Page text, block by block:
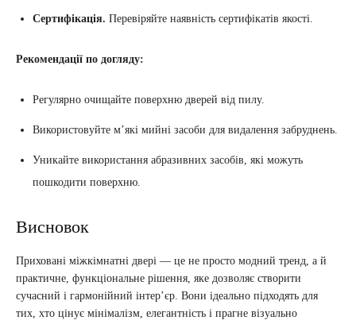
Сертифікація. Перевіряйте наявність сертифікатів якості.
Рекомендації по догляду:
Регулярно очищайте поверхню дверей від пилу.
Використовуйте м’які мийні засоби для видалення забруднень.
Уникайте використання абразивних засобів, які можуть
пошкодити поверхню.
Висновок
Приховані міжкімнатні двері — це не просто модний тренд, а й
практичне, функціональне рішення, яке дозволяє створити
сучасний і гармонійний інтер’єр. Вони ідеально підходять для
тих, хто цінує мінімалізм, елегантність і прагне візуально